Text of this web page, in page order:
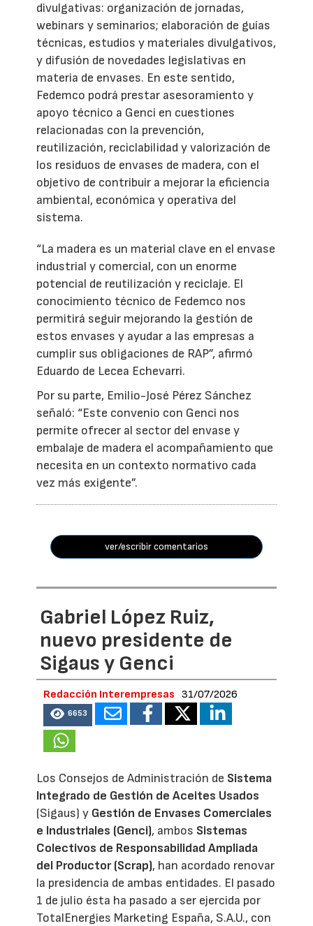
divulgativas: organización de jornadas,
webinars y seminarios; elaboración de guías
técnicas, estudios y materiales divulgativos,
y difusión de novedades legislativas en
materia de envases. En este sentido,
Fedemco podrá prestar asesoramiento y
apoyo técnico a Genci en cuestiones
relacionadas con la prevención,
reutilización, reciclabilidad y valorización de
los residuos de envases de madera, con el
objetivo de contribuir a mejorar la eficiencia
ambiental, económica y operativa del
sistema.
“La madera es un material clave en el envase
industrial y comercial, con un enorme
potencial de reutilización y reciclaje. El
conocimiento técnico de Fedemco nos
permitirá seguir mejorando la gestión de
estos envases y ayudar a las empresas a
cumplir sus obligaciones de RAP”, afirmó
Eduardo de Lecea Echevarri.
Por su parte, Emilio-José Pérez Sánchez
señaló: “Este convenio con Genci nos
permite ofrecer al sector del envase y
embalaje de madera el acompañamiento que
necesita en un contexto normativo cada
vez más exigente”.
ver/escribir comentarios
Gabriel López Ruiz,
nuevo presidente de
Sigaus y Genci
Redacción Interempresas 31/07/2026
6653
Los Consejos de Administración de Sistema
Integrado de Gestión de Aceites Usados
(Sigaus) y Gestión de Envases Comerciales
e Industriales (Genci), ambos Sistemas
Colectivos de Responsabilidad Ampliada
del Productor (Scrap), han acordado renovar
la presidencia de ambas entidades. El pasado
1 de julio ésta ha pasado a ser ejercida por
TotalEnergies Marketing España, S.A.U., con